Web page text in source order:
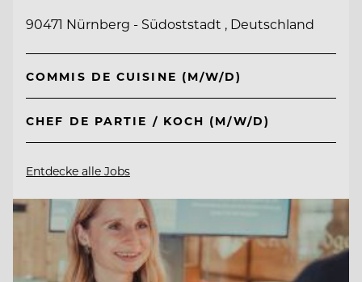
90471 Nürnberg - Südoststadt , Deutschland
COMMIS DE CUISINE (M/W/D)
CHEF DE PARTIE / KOCH (M/W/D)
Entdecke alle Jobs